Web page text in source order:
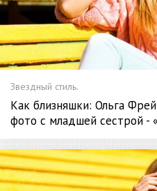
Звездный стиль.
Как близняшки: Ольга
фото с младшей сестрой -